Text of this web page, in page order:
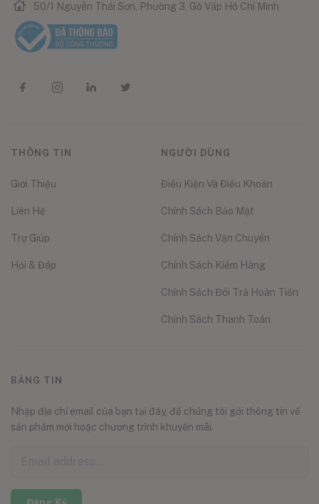
50/1 Nguyễn Thái Sơn, Phường 3, Gò Vấp Hồ Chí Minh
THÔNG TIN
Giới Thiệu
Liên Hệ
Trợ Giúp
Hỏi & Đáp
NGƯỜI DÙNG
Điều Kiện Và Điều Khoản
Chính Sách Bảo Mật
Chính Sách Vận Chuyển
Chính Sách Kiểm Hàng
Chính Sách Đổi Trả Hoàn Tiền
Chính Sách Thanh Toán
BẢNG TIN
Nhập địa chỉ email của bạn tại đây, để chúng tôi gởi thông tin về
sản phẩm mới hoặc chương trình khuyến mãi.